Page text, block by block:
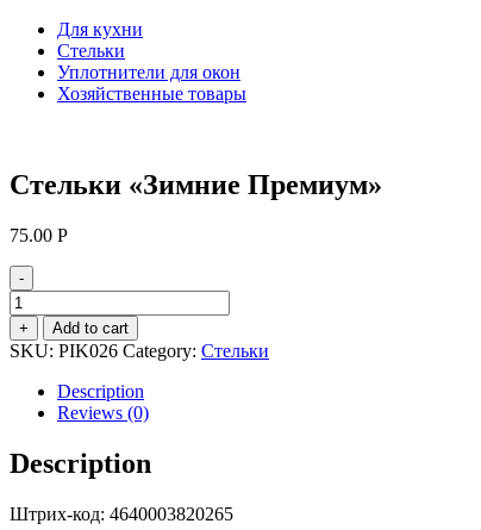
Для кухни
Стельки
Уплотнители для окон
Хозяйственные товары
Стельки «Зимние Премиум»
75.00 Р
-
Стельки
«Зимние
Премиум»
quantity
+ Add to cart
SKU: PIK026 Category: Стельки
Description
Reviews (0)
Description
Штрих-код: 4640003820265